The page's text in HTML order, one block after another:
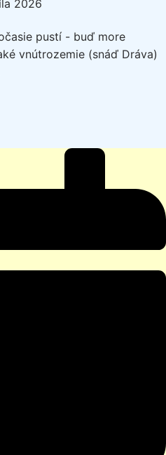
2026
pustí - buď more
vnútrozemie (snáď Dráva)